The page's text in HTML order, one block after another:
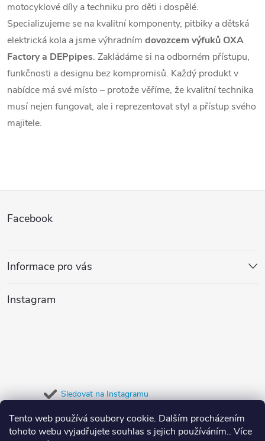
Tento web používá soubory cookie. Dalším procházením
tohoto webu vyjadřujete souhlas s jejich používáním.. Více
motocyklové díly a techniku pro děti i dospělé.
Specializujeme se na kvalitní komponenty, pitbiky a dětská
elektrická kola a jsme výhradním dovozcem výfuků OXA
Factory a DEPpipes. Zakládáme si na odborném přístupu,
funkčnosti a designu bez kompromisů. Každý produkt v
nabídce má své místo – protože věříme, že kvalitní technika
musí nejen fungovat, ale i reprezentovat styl a přístup svého
majitele.
p
a
Facebook
Informace pro vás
Instagram
Sledovat na Instagramu
Přijímáme online platby